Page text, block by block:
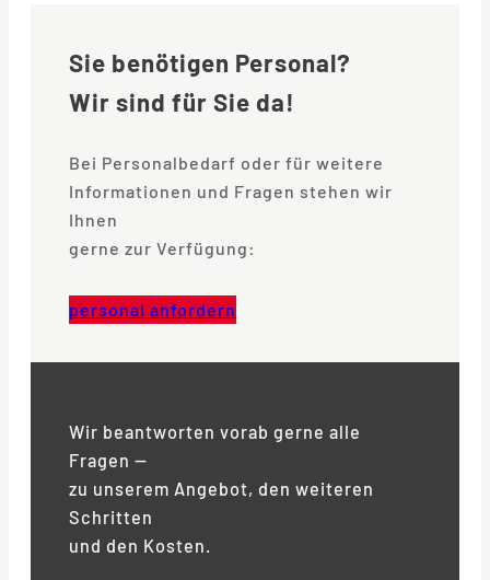
Sie benötigen Personal?
Wir sind für Sie da!
Bei Personalbedarf oder für weitere
Informationen und Fragen stehen wir
Ihnen
gerne zur Verfügung:
personal anfordern
Wir beantworten vorab gerne alle
Fragen —
zu unserem Angebot, den weiteren
Schritten
und den Kosten.